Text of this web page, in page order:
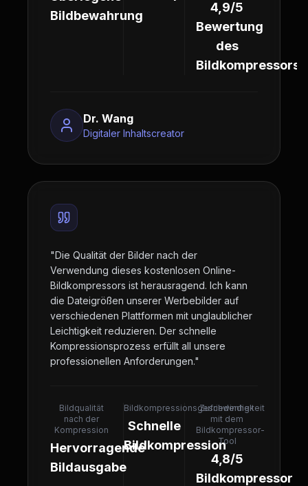
Bildbewahrung
4,9/5
Bewertung
des
Bildkompressors
Dr. Wang
Digitaler Inhaltscreator
"Die Qualität der Bilder nach der
Verwendung dieses kostenlosen Online-
Bildkompressors ist herausragend. Ich kann
die Dateigrößen unserer Werbebilder auf
verschiedenen Plattformen mit unglaublicher
Leichtigkeit reduzieren. Der schnelle
Kompressionsprozess erfüllt all unsere
professionellen Anforderungen."
Bildqualität
nach der
Kompression
Hervorragende
Bildausgabe
Bildkompressionsgeschwindigkeit
Schnelle
Bildkompression
Zufriedenheit
mit dem
Bildkompressor-
Tool
4,8/5
Bildkompressor